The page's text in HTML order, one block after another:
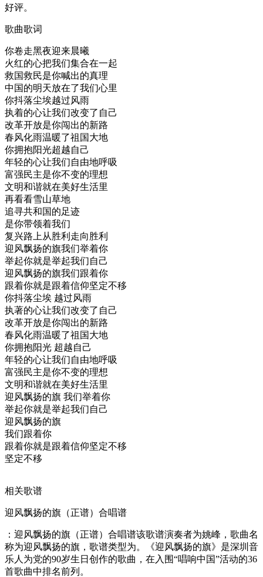
好评。
歌曲歌词
你卷走黑夜迎来晨曦
火红的心把我们集合在一起
救国救民是你喊出的真理
中国的明天放在了我们心里
你抖落尘埃越过风雨
执着的心让我们改变了自己
改革开放是你闯出的新路
春风化雨温暖了祖国大地
你拥抱阳光超越自己
年轻的心让我们自由地呼吸
富强民主是你不变的理想
文明和谐就在美好生活里
再看看雪山草地
追寻共和国的足迹
是你带领着我们
复兴路上从胜利走向胜利
迎风飘扬的旗我们举着你
举起你就是举起我们自己
迎风飘扬的旗我们跟着你
跟着你就是跟着信仰坚定不移
你抖落尘埃 越过风雨
执著的心让我们改变了自己
改革开放是你闯出的新路
春风化雨温暖了祖国大地
你拥抱阳光 超越自己
年轻的心让我们自由地呼吸
富强民主是你不变的理想
文明和谐就在美好生活里
迎风飘扬的旗 我们举着你
举起你就是举起我们自己
迎风飘扬的旗
我们跟着你
跟着你就是跟着信仰坚定不移
坚定不移
相关歌谱
迎风飘扬的旗（正谱）合唱谱
：迎风飘扬的旗（正谱）合唱谱该歌谱演奏者为姚峰，歌曲名
称为迎风飘扬的旗，歌谱类型为。《迎风飘扬的旗》是深圳音
乐人为党的90岁生日创作的歌曲，在入围“唱响中国”活动的36
首歌曲中排名前列。